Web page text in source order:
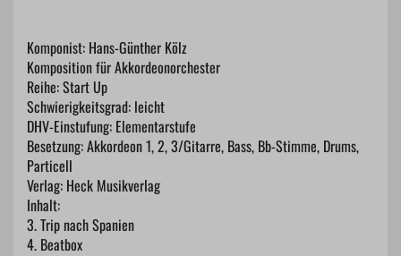
Komponist: Hans-Günther Kölz
Komposition für Akkordeonorchester
Reihe: Start Up
Schwierigkeitsgrad: leicht
DHV-Einstufung: Elementarstufe
Besetzung: Akkordeon 1, 2, 3/Gitarre, Bass, Bb-Stimme, Drums,
Particell
Verlag: Heck Musikverlag
Inhalt:
3. Trip nach Spanien
4. Beatbox